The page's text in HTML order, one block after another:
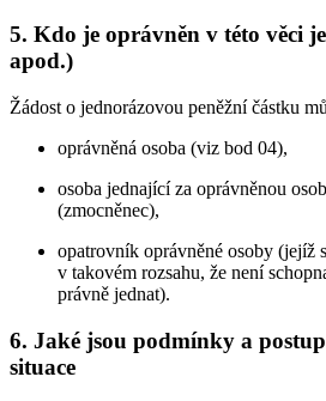
5. Kdo je oprávněn v této věci
apod.)
Žádost o jednorázovou peněžní částku
oprávněná osoba (viz bod 04),
osoba jednající za oprávněnou
(zmocněnec),
opatrovník oprávněné osoby (jejíž
v takovém rozsahu, že není
právně jednat).
6. Jaké jsou podmínky a
situace